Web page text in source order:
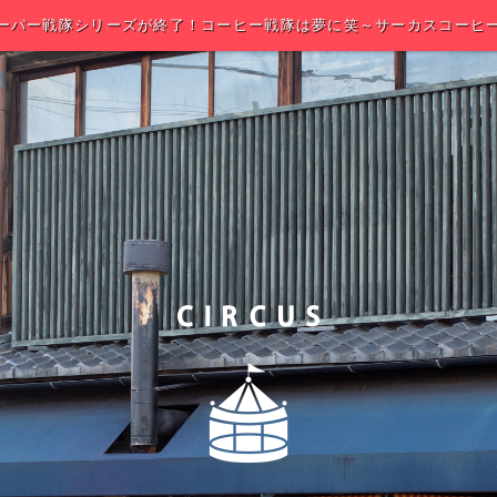
パー戦隊シリーズが終了！コーヒー戦隊は夢に笑～サーカスコーヒ